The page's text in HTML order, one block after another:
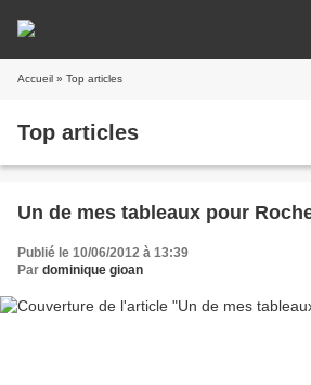
Accueil » Top articles
Top articles
Un de mes tableaux pour
Publié le 10/06/2012 à 13:39
Par dominique gioan